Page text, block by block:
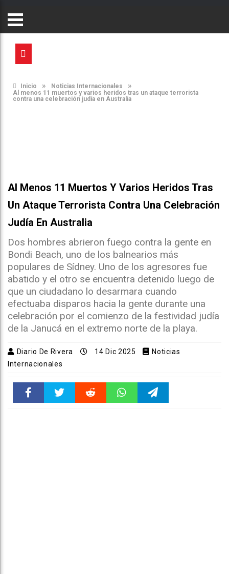
Inicio » Noticias Internacionales »
Al menos 11 muertos y varios heridos tras un ataque terrorista
contra una celebración judía en Australia
Al Menos 11 Muertos Y Varios Heridos Tras
Un Ataque Terrorista Contra Una Celebración
Judía En Australia
Dos hombres abrieron fuego contra la gente en
Bondi Beach, uno de los balnearios más
populares de Sídney. Uno de los agresores fue
abatido y el otro se encuentra detenido luego de
que un ciudadano lo desarmara cuando
efectuaba disparos hacia la gente durante una
celebración por el comienzo de la festividad judía
de la Janucá en el extremo norte de la playa.
Diario De Rivera 14 Dic 2025
Noticias
Internacionales